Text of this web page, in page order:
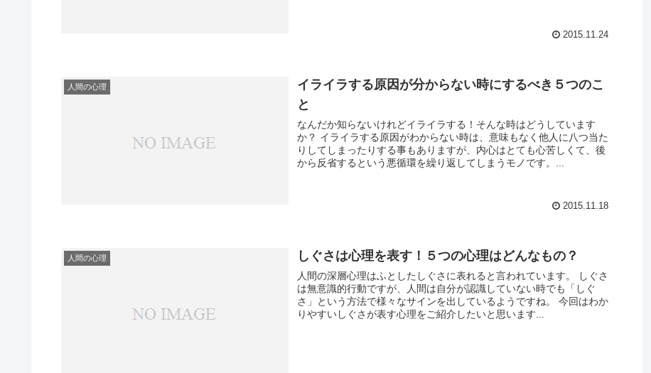
2015.11.24
人間の心理
イライラする原因が分からない時にするべき５つのこ
と
なんだか知らないけれどイライラする！そんな時はどうしています
か？ イライラする原因がわからない時は、意味もなく他人に八つ当た
りしてしまったりする事もありますが、内心はとても心苦しくて、後
から反省するという悪循環を繰り返してしまうモノです。...
2015.11.18
人間の心理 しぐさは心理を表す！５つの心理はどんなもの？
人間の深層心理はふとしたしぐさに表れると言われています。 しぐさ
は無意識的行動ですが、人間は自分が認識していない時でも「しぐ
さ」という方法で様々なサインを出しているようですね。 今回はわか
りやすいしぐさが表す心理をご紹介したいと思います...